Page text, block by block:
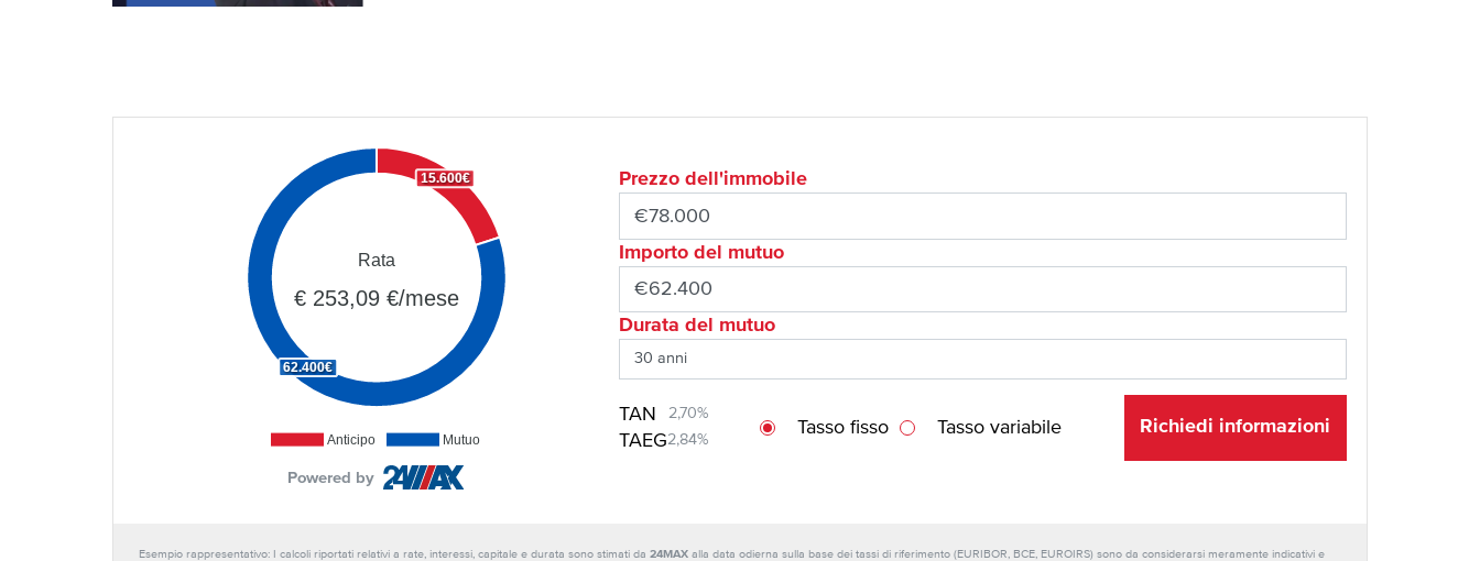
Anticipo Mutuo
15.600€
62.400€
Rata
€ 253,09 €/mese
Powered by
Prezzo dell'immobile
Importo del mutuo
Durata del mutuo
TAN 2,70%
TAEG2,84%
Tasso fisso Tasso variabile Richiedi informazioni
Esempio rappresentativo: I calcoli riportati relativi a rate, interessi, capitale e durata sono stimati da 24MAXalla data odierna sulla base dei tassi di riferimento (EURIBOR, BCE, EUROIRS) sono da considerarsi meramente indicativi e